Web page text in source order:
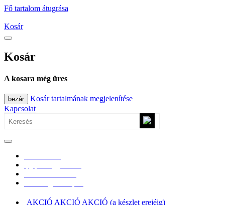
Fő tartalom átugrása
Kosár
Kosár
A kosara még üres
bezár
Kosár tartalmának megjelenítése
Kapcsolat
AKCIÓ AKCIÓ AKCIÓ (a készlet erejéig)